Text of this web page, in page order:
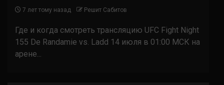
7 лет тому назад Решит Сабитов
Где и когда смотреть трансляцию UFC Fight Night
155 De Randamie vs. Ladd 14 июля в 01:00 МСК на
арене...